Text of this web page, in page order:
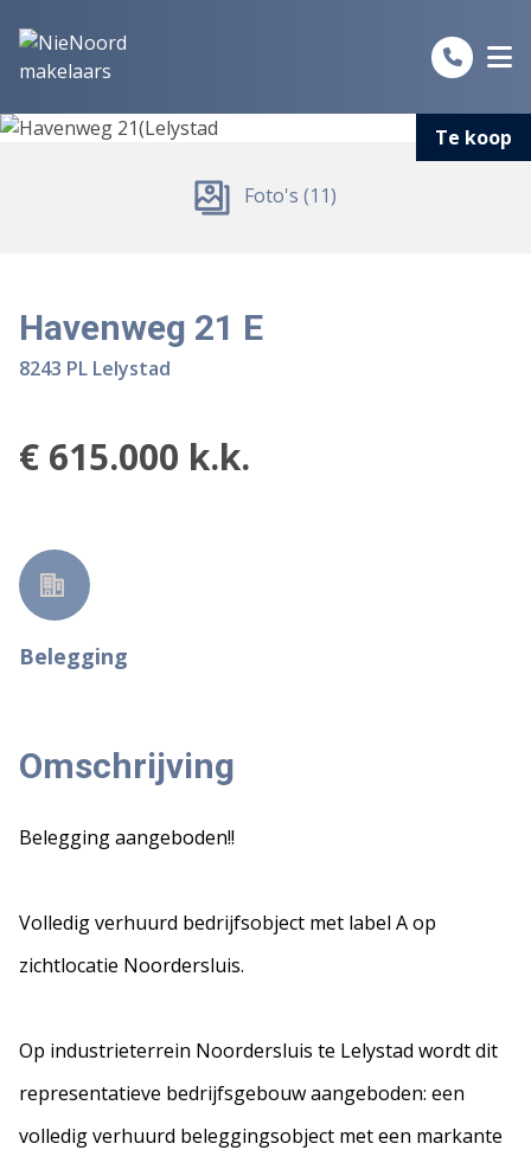
Te koop
Foto's (11)
Havenweg 21 E
8243 PL Lelystad
€ 615.000 k.k.
Belegging
Omschrijving
Belegging aangeboden!!
Volledig verhuurd bedrijfsobject met label A op
zichtlocatie Noordersluis.
Op industrieterrein Noordersluis te Lelystad wordt dit
representatieve bedrijfsgebouw aangeboden: een
volledig verhuurd beleggingsobject met een markante